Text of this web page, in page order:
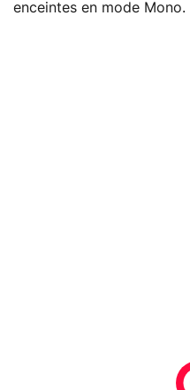
enceintes en mode Mono.